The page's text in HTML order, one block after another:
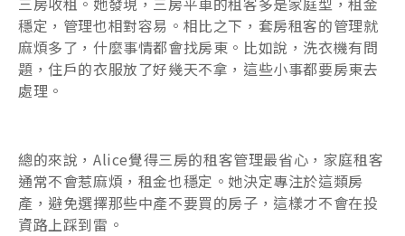
穩定，管理也相對容易。相比之下，套房租客的管理就
麻煩多了，什麼事情都會找房東。比如說，洗衣機有問
題，住戶的衣服放了好幾天不拿，這些小事都要房東去
處理。
總的來說，Alice覺得三房的租客管理最省心，家庭租客
通常不會惹麻煩，租金也穩定。她決定專注於這類房
產，避免選擇那些中產不要買的房子，這樣才不會在投
資路上踩到雷。